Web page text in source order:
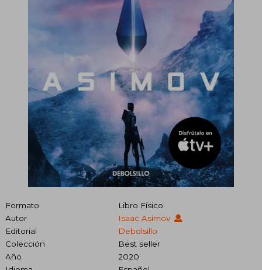
Formato
Libro Físico
Autor
Isaac Asimov
Editorial
Debolsillo
Colección
Best seller
Año
2020